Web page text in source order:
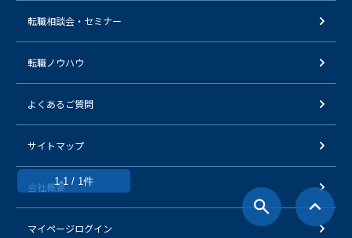
1-1 / 1件
転職相談会・セミナー
転職ノウハウ
よくあるご質問
サイトマップ
会社概要
マイページログイン